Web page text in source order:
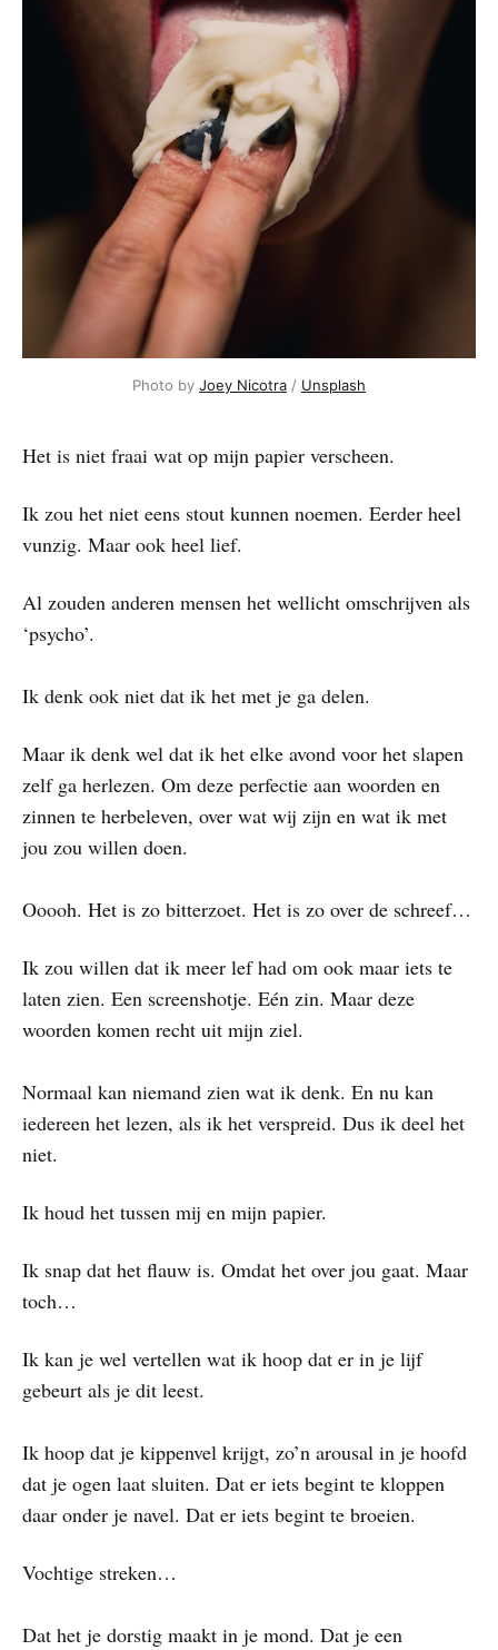
Photo by Joey Nicotra / Unsplash
Het is niet fraai wat op mijn papier verscheen.
Ik zou het niet eens stout kunnen noemen. Eerder heel
vunzig. Maar ook heel lief.
Al zouden anderen mensen het wellicht omschrijven als
‘psycho’.
Ik denk ook niet dat ik het met je ga delen.
Maar ik denk wel dat ik het elke avond voor het slapen
zelf ga herlezen. Om deze perfectie aan woorden en
zinnen te herbeleven, over wat wij zijn en wat ik met
jou zou willen doen.
Ooooh. Het is zo bitterzoet. Het is zo over de schreef…
Ik zou willen dat ik meer lef had om ook maar iets te
laten zien. Een screenshotje. Eén zin. Maar deze
woorden komen recht uit mijn ziel.
Normaal kan niemand zien wat ik denk. En nu kan
iedereen het lezen, als ik het verspreid. Dus ik deel het
niet.
Ik houd het tussen mij en mijn papier.
Ik snap dat het flauw is. Omdat het over jou gaat. Maar
toch…
Ik kan je wel vertellen wat ik hoop dat er in je lijf
gebeurt als je dit leest.
Ik hoop dat je kippenvel krijgt, zo’n arousal in je hoofd
dat je ogen laat sluiten. Dat er iets begint te kloppen
daar onder je navel. Dat er iets begint te broeien.
Vochtige streken…
Dat het je dorstig maakt in je mond. Dat je een